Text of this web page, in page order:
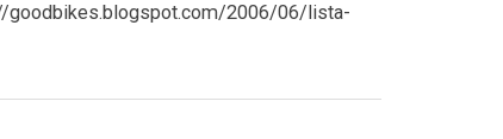
goodbikes.blogspot.com/2006/06/lista-